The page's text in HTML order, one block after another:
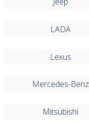
LADA
Lexus
Mercedes-Benz
Mitsubishi